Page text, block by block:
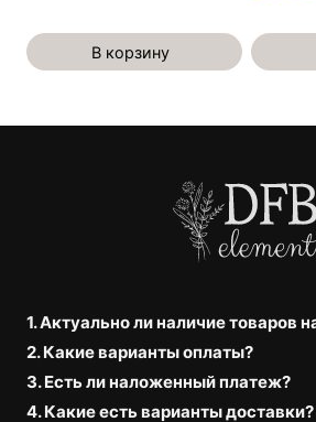
В корзину
1. Актуально ли наличие товаров
2. Какие варианты оплаты?
3. Есть ли наложенный платеж?
4. Какие есть варианты